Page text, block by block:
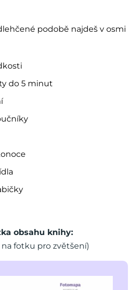
podobě najdeš v osmi
do 5 minut
obsahu knihy:
fotku pro zvětšení)